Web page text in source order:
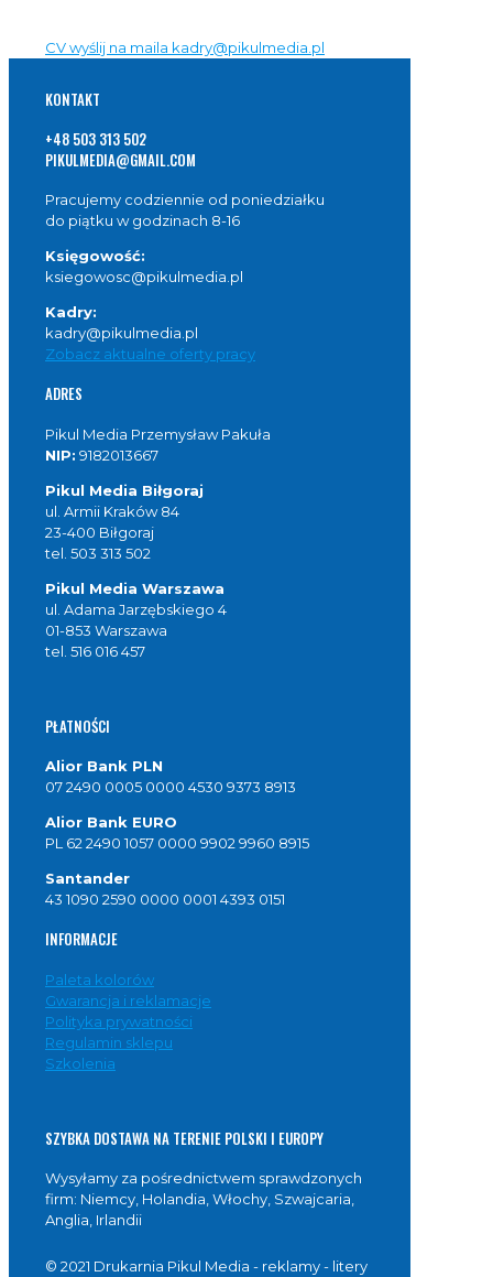
CV wyślij na maila kadry@pikulmedia.pl
KONTAKT
+48 503 313 502
PIKULMEDIA@GMAIL.COM
Pracujemy codziennie od poniedziałku
do piątku w godzinach 8-16
Księgowość:
ksiegowosc@pikulmedia.pl
Kadry:
kadry@pikulmedia.pl
Zobacz aktualne oferty pracy
ADRES
Pikul Media Przemysław Pakuła
NIP: 9182013667
Pikul Media Biłgoraj
ul. Armii Kraków 84
23-400 Biłgoraj
tel. 503 313 502
Pikul Media Warszawa
ul. Adama Jarzębskiego 4
01-853 Warszawa
tel. 516 016 457
PŁATNOŚCI
Alior Bank PLN
07 2490 0005 0000 4530 9373 8913
Alior Bank EURO
PL 62 2490 1057 0000 9902 9960 8915
Santander
43 1090 2590 0000 0001 4393 0151
INFORMACJE
Paleta kolorów
Gwarancja i reklamacje
Polityka prywatności
Regulamin sklepu
Szkolenia
SZYBKA DOSTAWA NA TERENIE POLSKI I EUROPY
Wysyłamy za pośrednictwem sprawdzonych
firm: Niemcy, Holandia, Włochy, Szwajcaria,
Anglia, Irlandii
© 2021 Drukarnia Pikul Media - reklamy - litery